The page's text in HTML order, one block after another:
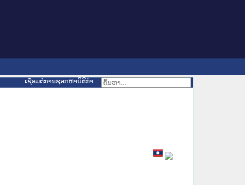
ເຊື່ອມຕໍ່ການຊອກຫານິຕິກຳ